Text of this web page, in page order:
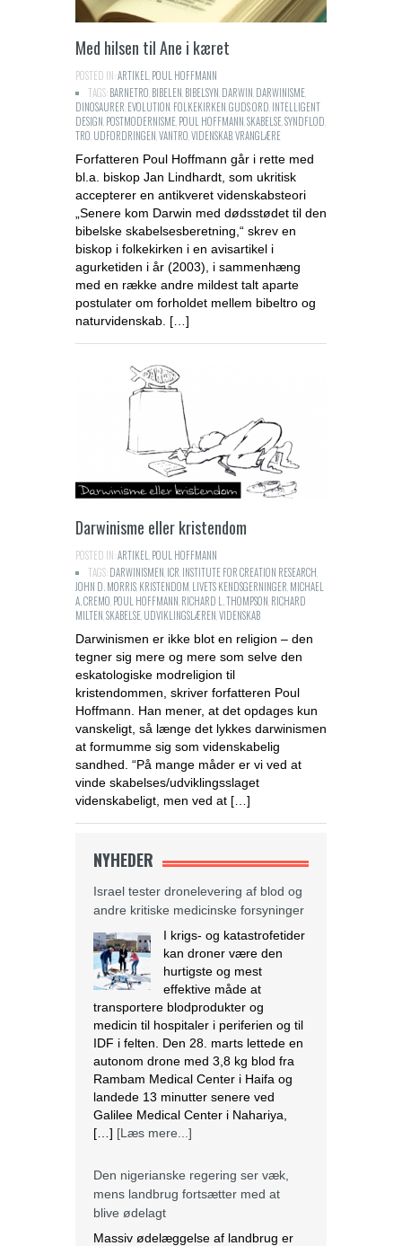
Med hilsen til Ane i kæret
POSTED IN:ARTIKEL,POUL HOFFMANN
TAGS:BARNETRO,BIBELEN,BIBELSYN,DARWIN,DARWINISME,
DINOSAURER,EVOLUTION,FOLKEKIRKEN,GUDS ORD,INTELLIGENT
DESIGN,POSTMODERNISME,POUL HOFFMANN,SKABELSE,SYNDFLOD,
TRO,UDFORDRINGEN,VANTRO,VIDENSKAB,VRANGLÆRE
Forfatteren Poul Hoffmann går i rette med
bl.a. biskop Jan Lindhardt, som ukritisk
accepterer en antikveret videnskabsteori
„Senere kom Darwin med dødsstødet til den
bibelske skabelsesberetning,“ skrev en
biskop i folkekirken i en avisartikel i
agurketiden i år (2003), i sammenhæng
med en række andre mildest talt aparte
postulater om forholdet mellem bibeltro og
naturvidenskab. […]
Darwinisme eller kristendom
POSTED IN:ARTIKEL POUL HOFFMANN
TAGS:DARWINISMEN ICR INSTITUTE FOR CREATION RESEARCH
JOHN D. MORRIS KRISTENDOM LIVETS KENDSGERNINGER MICHAEL
A. CREMO POUL HOFFMANN RICHARD L. THOMPSON RICHARD
MILTEN SKABELSE UDVIKLINGSLÆREN VIDENSKAB
Darwinismen er ikke blot en religion – den
tegner sig mere og mere som selve den
eskatologiske modreligion til
kristendommen, skriver forfatteren Poul
Hoffmann. Han mener, at det opdages kun
vanskeligt, så længe det lykkes darwinismen
at formumme sig som videnskabelig
sandhed. “På mange måder er vi ved at
vinde skabelses/udviklingsslaget
videnskabeligt, men ved at […]
NYHEDER
Israel tester dronelevering af blod og
andre kritiske medicinske forsyninger
I krigs- og katastrofetider
kan droner være den
hurtigste og mest
effektive måde at
transportere blodprodukter og
medicin til hospitaler i periferien og til
IDF i felten. Den 28. marts lettede en
autonom drone med 3,8 kg blod fra
Rambam Medical Center i Haifa og
landede 13 minutter senere ved
Galilee Medical Center i Nahariya,
[…] [Læs mere...]
Den nigerianske regering ser væk,
mens landbrug fortsætter med at
blive ødelagt
Massiv ødelæggelse af landbrug er